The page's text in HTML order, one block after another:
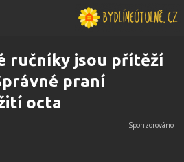
ručníky jsou přítěží
praní
octa